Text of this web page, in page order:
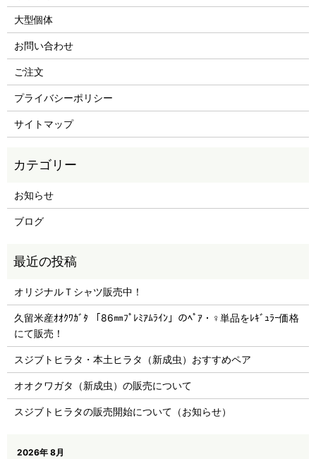
大型個体
お問い合わせ
ご注文
プライバシーポリシー
サイトマップ
お知らせ
ブログ
オリジナルＴシャツ販売中！
久留米産ｵｵｸﾜｶﾞﾀ 「86㎜ﾌﾟﾚﾐｱﾑﾗｲﾝ」のﾍﾟｱ・♀単品をﾚｷﾞｭﾗｰ価格
にて販売！
スジブトヒラタ・本土ヒラタ（新成虫）おすすめペア
オオクワガタ（新成虫）の販売について
スジブトヒラタの販売開始について（お知らせ）
2026年 8月